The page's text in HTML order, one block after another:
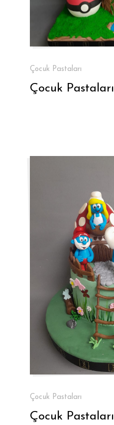
Çocuk Pastaları
Çocuk Pastaları
Çocuk Pastaları
Çocuk Pastaları